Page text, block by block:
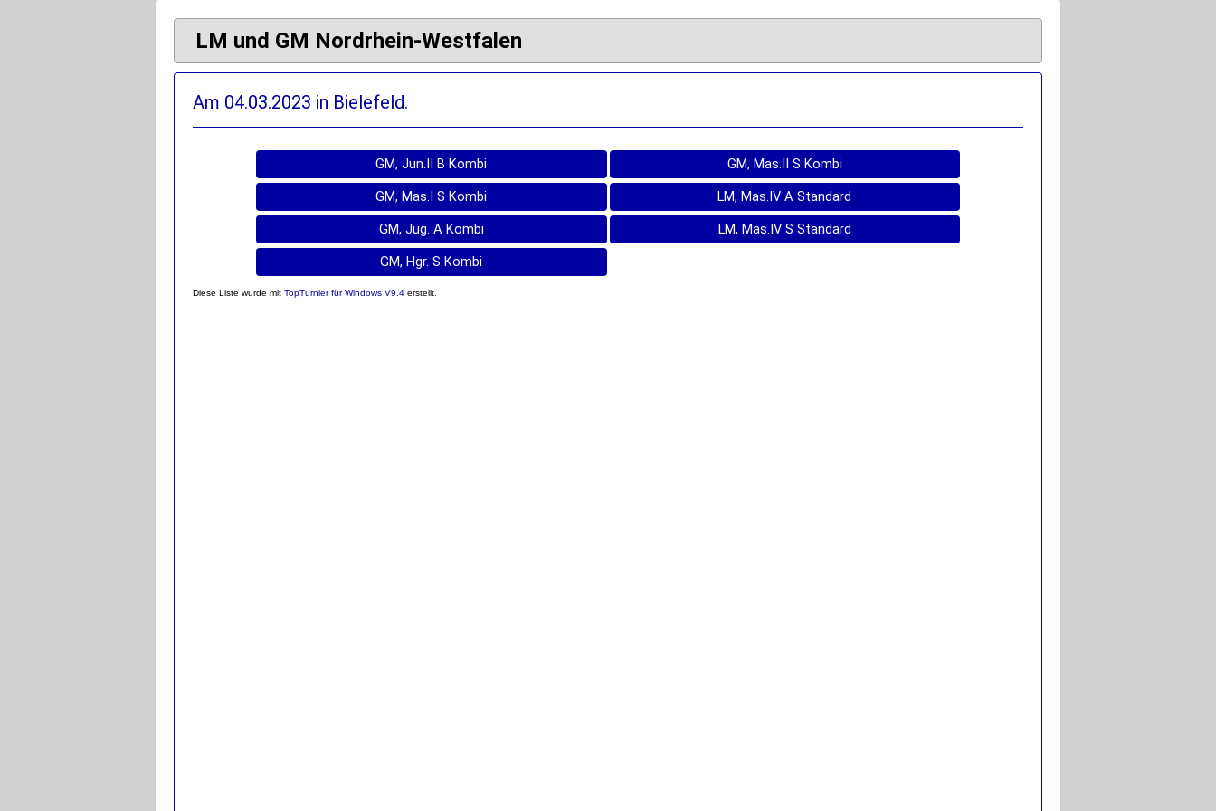
LM und GM Nordrhein-Westfalen
Am 04.03.2023 in Bielefeld.
GM, Jun.II B Kombi
GM, Mas.II S Kombi
GM, Mas.I S Kombi
LM, Mas.IV A Standard
GM, Jug. A Kombi
LM, Mas.IV S Standard
GM, Hgr. S Kombi
Diese Liste wurde mit TopTurnier für Windows V9.4 erstellt.